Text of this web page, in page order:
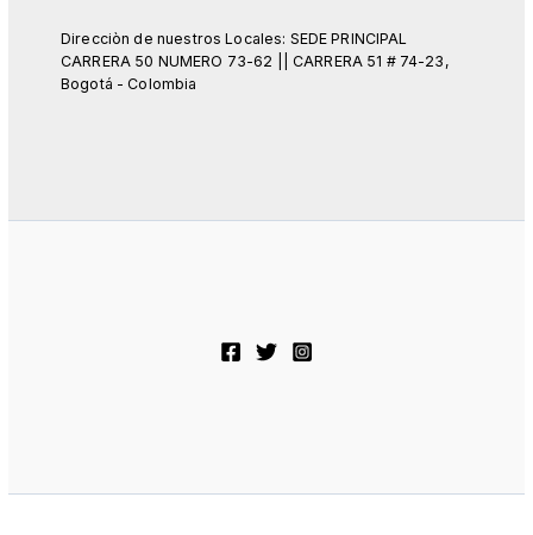
Direcciòn de nuestros Locales: SEDE PRINCIPAL
CARRERA 50 NUMERO 73-62 || CARRERA 51 # 74-23,
Bogotá - Colombia